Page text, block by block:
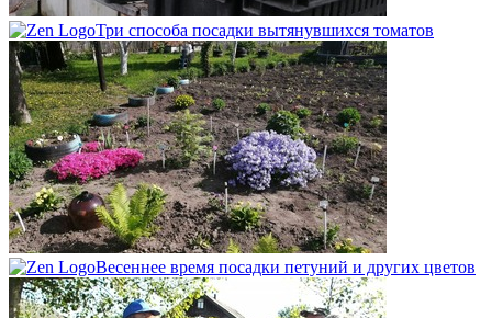
Три способа посадки вытянувшихся томатов
Весеннее время посадки петуний и других цветов